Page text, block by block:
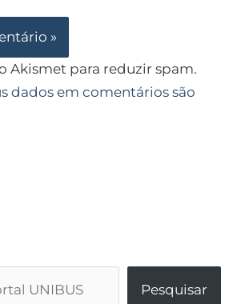
Akismet para reduzir spam.
dados em comentários são
Pesquisar